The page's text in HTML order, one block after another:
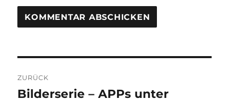
ZURÜCK
Vorheriger
Bilderserie – APPs unter